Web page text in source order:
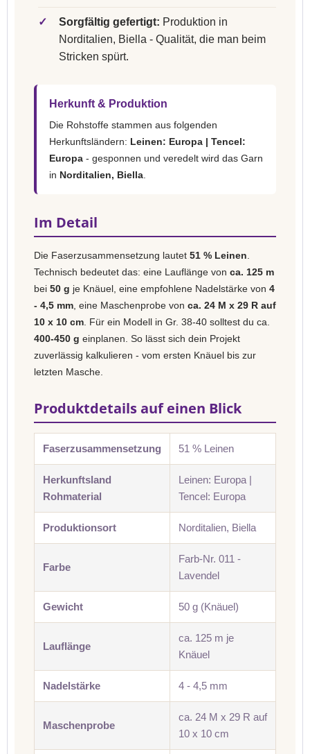
✓ Sorgfältig gefertigt: Produktion in
Norditalien, Biella - Qualität, die man beim
Stricken spürt.
Herkunft & Produktion
Die Rohstoffe stammen aus folgenden
Herkunftsländern: Leinen: Europa | Tencel:
Europa - gesponnen und veredelt wird das Garn
in Norditalien, Biella
Im Detail
Die Faserzusammensetzung lautet 51 % Leinen
Technisch bedeutet das: eine Lauflänge von ca. 125 m
bei 50 g je Knäuel, eine empfohlene Nadelstärke von 4
- 4,5 mm , eine Maschenprobe von ca. 24 M x 29 R auf
10 x 10 cm . Für ein Modell in Gr. 38-40 solltest du ca.
400-450 g einplanen. So lässt sich dein Projekt
zuverlässig kalkulieren - vom ersten Knäuel bis zur
letzten Masche.
Produktdetails auf einen Blick
Faserzusammensetzung 51 % Leinen
Herkunftsland
Rohmaterial
Leinen: Europa |
Tencel: Europa
Produktionsort Norditalien, Biella
Farbe
Farb-Nr. 011 -
Lavendel
Gewicht 50 g (Knäuel)
Lauflänge
ca. 125 m je
Knäuel
Nadelstärke 4 - 4,5 mm
Maschenprobe
ca. 24 M x 29 R auf
10 x 10 cm